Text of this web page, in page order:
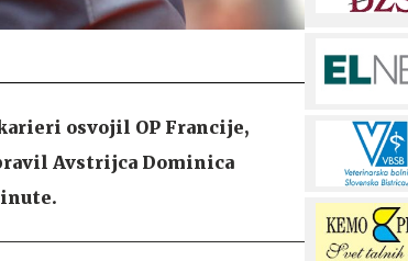
osvojil OP Francije,
Avstrijca Dominica